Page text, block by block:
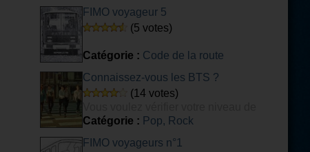
FIMO voyageur 5
(5 votes)
Catégorie : Code de la route
Connaissez-vous les BTS ?
(14 votes)
connaissance du groupe de K-POP BTS ?
Catégorie : Pop, Rock
FIMO voyageurs n°1